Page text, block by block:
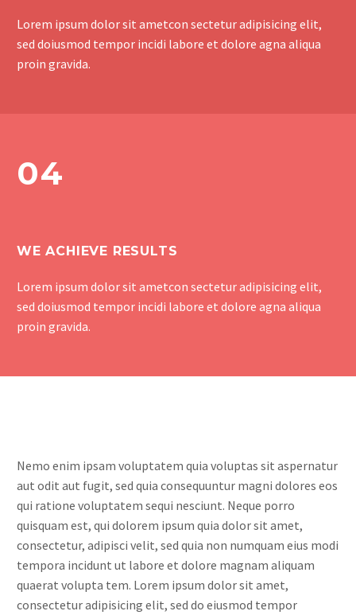
Lorem ipsum dolor sit ametcon sectetur adipisicing elit,
sed doiusmod tempor incidi labore et dolore agna aliqua
proin gravida.
04
WE ACHIEVE RESULTS
Lorem ipsum dolor sit ametcon sectetur adipisicing elit,
sed doiusmod tempor incidi labore et dolore agna aliqua
proin gravida.
Nemo enim ipsam voluptatem quia voluptas sit aspernatur
aut odit aut fugit, sed quia consequuntur magni dolores eos
qui ratione voluptatem sequi nesciunt. Neque porro
quisquam est, qui dolorem ipsum quia dolor sit amet,
consectetur, adipisci velit, sed quia non numquam eius modi
tempora incidunt ut labore et dolore magnam aliquam
quaerat volupta tem. Lorem ipsum dolor sit amet,
consectetur adipisicing elit, sed do eiusmod tempor